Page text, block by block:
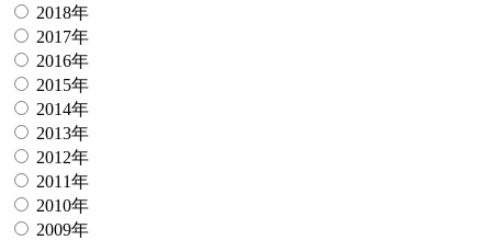
2018年
2017年
2016年
2015年
2014年
2013年
2012年
2011年
2010年
2009年